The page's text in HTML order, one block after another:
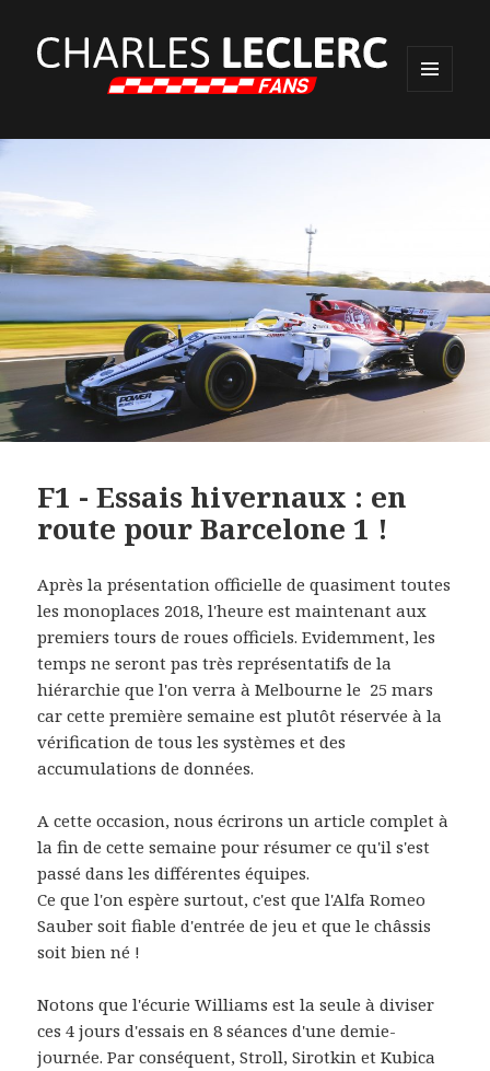
WIDGETS
F1 - Essais hivernaux : en
route pour Barcelone 1 !
Après la présentation officielle de quasiment toutes
les monoplaces 2018, l'heure est maintenant aux
premiers tours de roues officiels. Evidemment, les
temps ne seront pas très représentatifs de la
hiérarchie que l'on verra à Melbourne le 25 mars
car cette première semaine est plutôt réservée à la
vérification de tous les systèmes et des
accumulations de données.
A cette occasion, nous écrirons un article complet à
la fin de cette semaine pour résumer ce qu'il s'est
passé dans les différentes équipes.
Ce que l'on espère surtout, c'est que l'Alfa Romeo
Sauber soit fiable d'entrée de jeu et que le châssis
soit bien né !
Notons que l'écurie Williams est la seule à diviser
ces 4 jours d'essais en 8 séances d'une demie-
journée. Par conséquent, Stroll, Sirotkin et Kubica